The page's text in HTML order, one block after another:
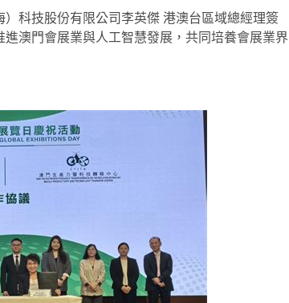
科技股份有限公司李英傑 港澳台區域總經理簽
澳門會展業與人工智慧發展，共同培養會展業界